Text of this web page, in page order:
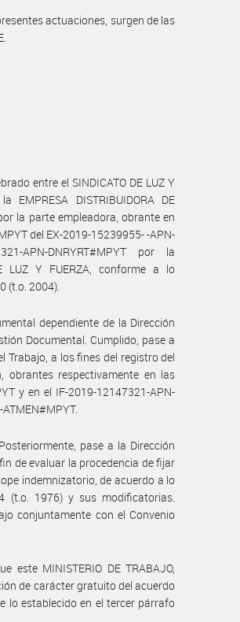
actuaciones, surgen de las
entre el SINDICATO DE LUZ Y
DISTRIBUIDORA DE
la parte empleadora, obrante en
del EX-2019-15239955- -APN-
APN-DNRYRT#MPYT por la
LUZ Y FUERZA, conforme a lo
(t.o. 2004).
dependiente de la Dirección
Documental. Cumplido, pase a
Trabajo, a los fines del registro del
respectivamente en las
y en el IF-2019-12147321-APN-
pase a la Dirección
de evaluar la procedencia de fijar
indemnizatorio, de acuerdo a lo
(t.o. 1976) y sus modificatorias.
conjuntamente con el Convenio
este MINISTERIO DE TRABAJO,
de carácter gratuito del acuerdo
lo establecido en el tercer párrafo